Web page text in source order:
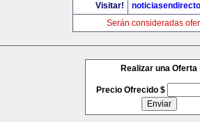
Visitar!
Serán consideradas
Realizar una Oferta
Precio Ofrecido $